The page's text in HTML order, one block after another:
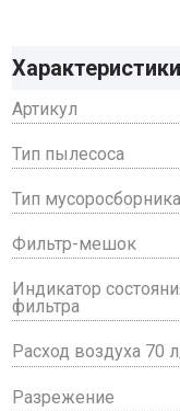
Характеристики
Артикул
Тип пылесоса
Тип мусоросборника
Фильтр-мешок
Индикатор
фильтра
Расход воздуха 70
Разрежение